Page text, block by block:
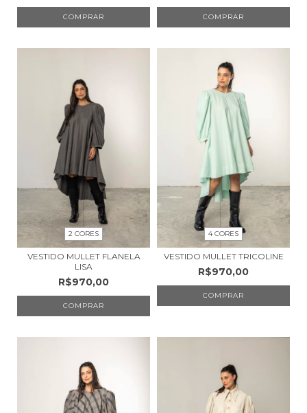
COMPRAR COMPRAR
2 CORES
VESTIDO MULLET FLANELA
LISA
R$970,00
COMPRAR
4 CORES
VESTIDO MULLET TRICOLINE
R$970,00
COMPRAR